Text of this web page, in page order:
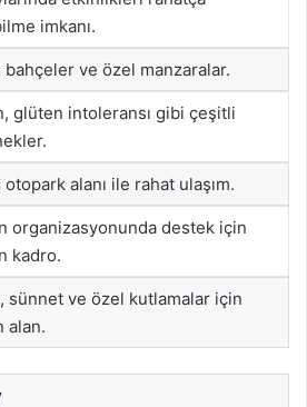
imkanı.
bahçeler ve özel manzaralar.
glüten intoleransı gibi çeşitli
otopark alanı ile rahat ulaşım.
organizasyonunda destek için
kadro.
sünnet ve özel kutlamalar için
alan.